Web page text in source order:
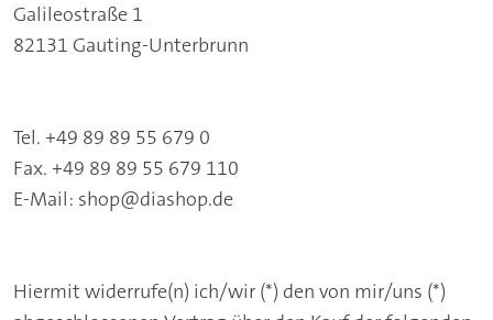
Galileostraße 1
82131 Gauting-Unterbrunn
Tel. +49 89 89 55 679 0
Fax. +49 89 89 55 679 110
E-Mail: shop@diashop.de
Hiermit widerrufe(n) ich/wir (*) den von mir/uns (*)